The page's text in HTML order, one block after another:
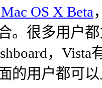
OS X Beta
。很多用户
，
的用户都可